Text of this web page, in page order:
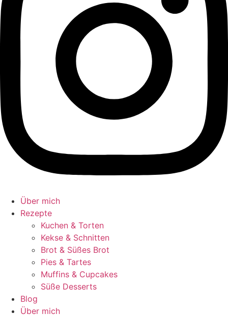
Über mich
Rezepte
Kuchen & Torten
Kekse & Schnitten
Brot & Süßes Brot
Pies & Tartes
Muffins & Cupcakes
Süße Desserts
Blog
Über mich